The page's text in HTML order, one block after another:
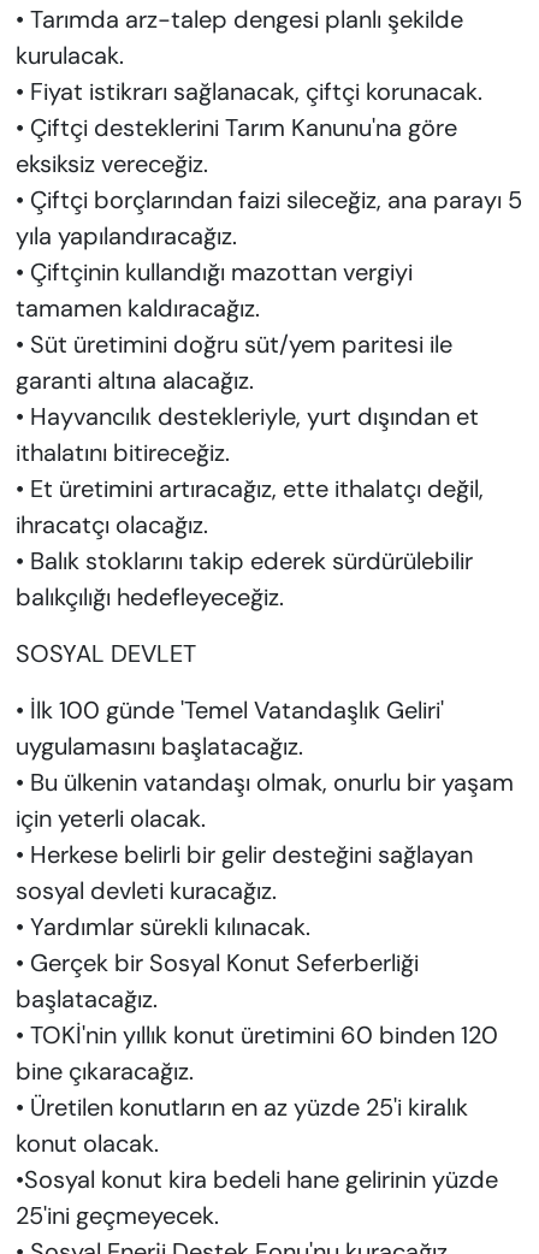
• Tarımda arz-talep dengesi planlı şekilde
kurulacak.
• Fiyat istikrarı sağlanacak, çiftçi korunacak.
• Çiftçi desteklerini Tarım Kanunu'na göre
eksiksiz vereceğiz.
• Çiftçi borçlarından faizi sileceğiz, ana parayı 5
yıla yapılandıracağız.
• Çiftçinin kullandığı mazottan vergiyi
tamamen kaldıracağız.
• Süt üretimini doğru süt/yem paritesi ile
garanti altına alacağız.
• Hayvancılık destekleriyle, yurt dışından et
ithalatını bitireceğiz.
• Et üretimini artıracağız, ette ithalatçı değil,
ihracatçı olacağız.
• Balık stoklarını takip ederek sürdürülebilir
balıkçılığı hedefleyeceğiz.
SOSYAL DEVLET
• İlk 100 günde 'Temel Vatandaşlık Geliri'
uygulamasını başlatacağız.
• Bu ülkenin vatandaşı olmak, onurlu bir yaşam
için yeterli olacak.
• Herkese belirli bir gelir desteğini sağlayan
sosyal devleti kuracağız.
• Yardımlar sürekli kılınacak.
• Gerçek bir Sosyal Konut Seferberliği
başlatacağız.
• TOKİ'nin yıllık konut üretimini 60 binden 120
bine çıkaracağız.
• Üretilen konutların en az yüzde 25'i kiralık
konut olacak.
•Sosyal konut kira bedeli hane gelirinin yüzde
25'ini geçmeyecek.